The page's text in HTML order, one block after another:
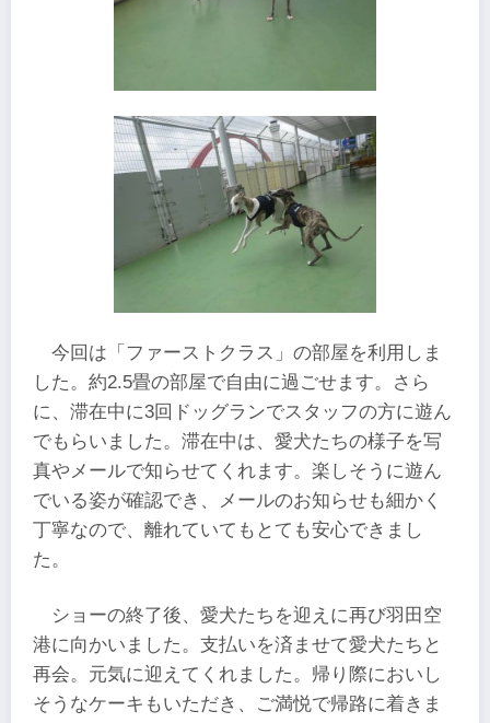
今回は「ファーストクラス」の部屋を利用しま
した。約2.5畳の部屋で自由に過ごせます。さら
に、滞在中に3回ドッグランでスタッフの方に遊ん
でもらいました。滞在中は、愛犬たちの様子を写
真やメールで知らせてくれます。楽しそうに遊ん
でいる姿が確認でき、メールのお知らせも細かく
丁寧なので、離れていてもとても安心できまし
た。
ショーの終了後、愛犬たちを迎えに再び羽田空
港に向かいました。支払いを済ませて愛犬たちと
再会。元気に迎えてくれました。帰り際においし
そうなケーキもいただき、ご満悦で帰路に着きま